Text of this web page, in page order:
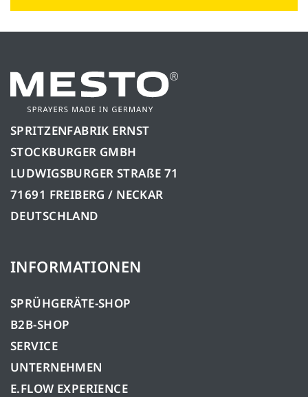
SPRITZENFABRIK ERNST
STOCKBURGER GMBH
LUDWIGSBURGER STRAßE 71
71691 FREIBERG / NECKAR
DEUTSCHLAND
INFORMATIONEN
SPRÜHGERÄTE-SHOP
B2B-SHOP
SERVICE
UNTERNEHMEN
E.FLOW EXPERIENCE